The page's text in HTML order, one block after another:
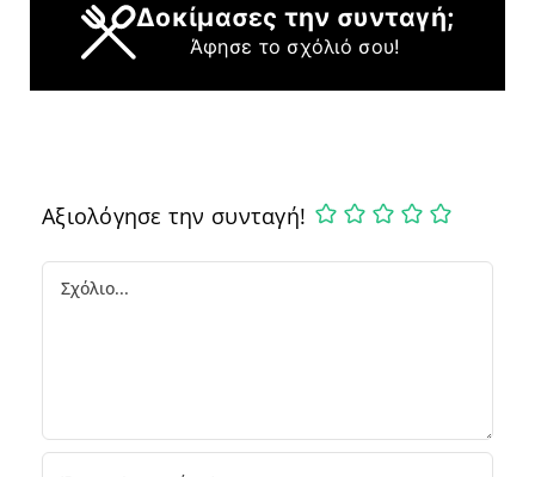
Δοκίμασες την συνταγή;
Άφησε το σχόλιό σου!
Αξιολόγησε την συνταγή!
Comment